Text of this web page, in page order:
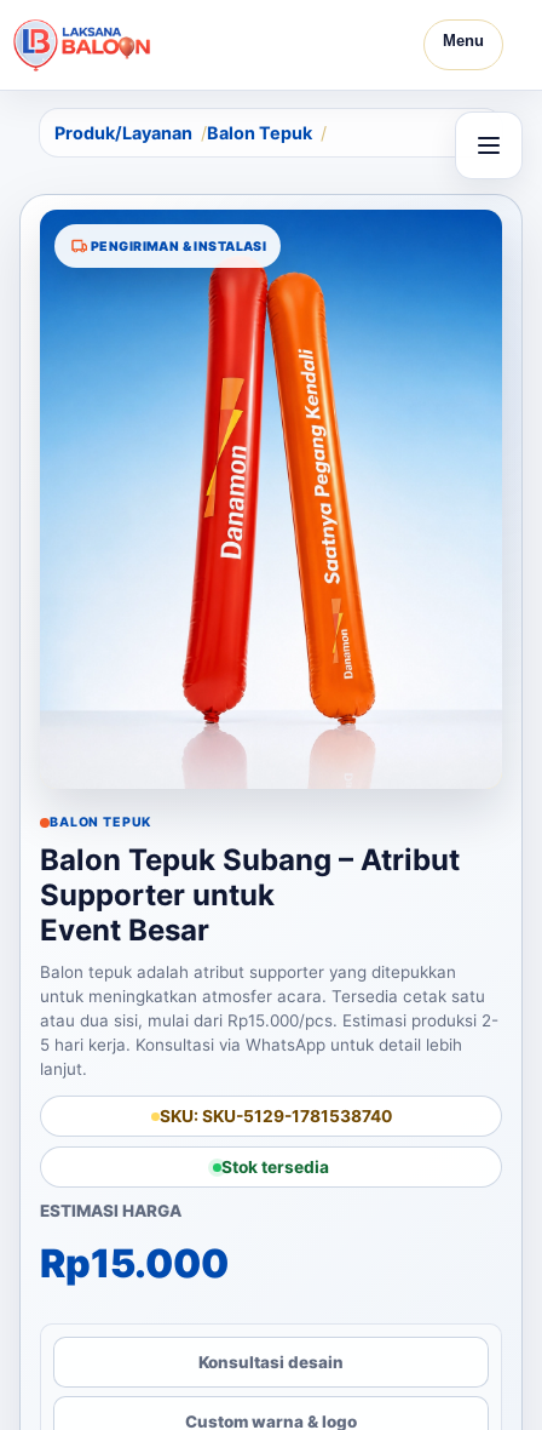
Menu
Produk/Layanan Balon Tepuk
PENGIRIMAN & INSTALASI
BALON TEPUK
Balon Tepuk Subang – Atribut
Supporter untuk
Event Besar
Balon tepuk adalah atribut supporter yang ditepukkan
untuk meningkatkan atmosfer acara. Tersedia cetak satu
atau dua sisi, mulai dari Rp15.000/pcs. Estimasi produksi 2-
5 hari kerja. Konsultasi via WhatsApp untuk detail lebih
lanjut.
SKU: SKU-5129-1781538740
Stok tersedia
ESTIMASI HARGA
Rp15.000
Konsultasi desain
Custom warna & logo